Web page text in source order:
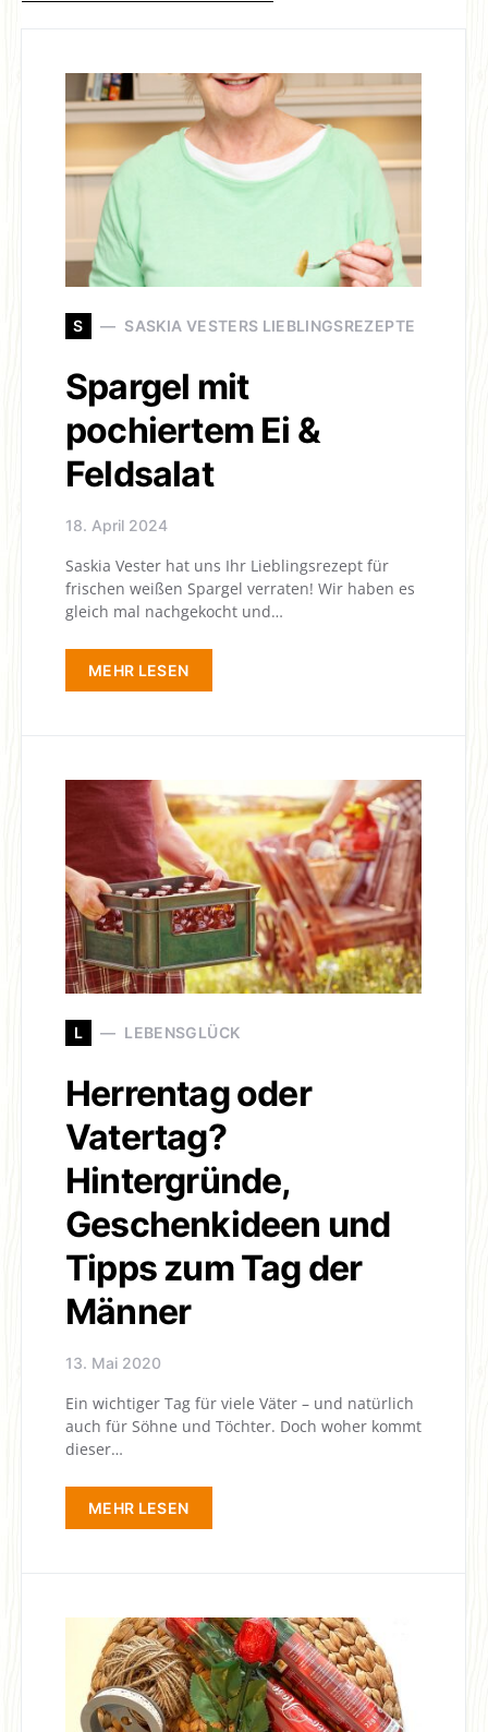
S SASKIA VESTERS LIEBLINGSREZEPTE
Spargel mit
pochiertem Ei &
Feldsalat
18. April 2024
Saskia Vester hat uns Ihr Lieblingsrezept für
frischen weißen Spargel verraten! Wir haben es
gleich mal nachgekocht und…
MEHR LESEN
L LEBENSGLÜCK
Herrentag oder
Vatertag?
Hintergründe,
Geschenkideen und
Tipps zum Tag der
Männer
13. Mai 2020
Ein wichtiger Tag für viele Väter – und natürlich
auch für Söhne und Töchter. Doch woher kommt
dieser…
MEHR LESEN